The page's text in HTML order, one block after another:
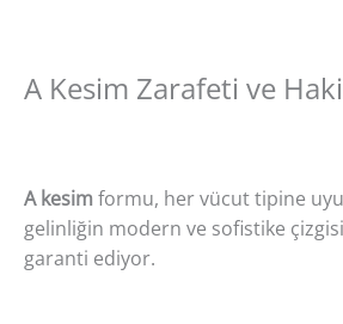
A Kesim Zarafeti ve
A kesim formu, her vücut tipine
gelinliğin modern ve sofistike
garanti ediyor.